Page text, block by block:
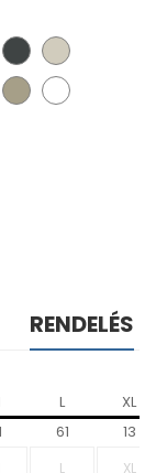
RENDELÉS
L XL
61
13